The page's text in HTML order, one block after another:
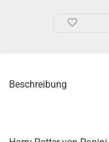
Beschreibung